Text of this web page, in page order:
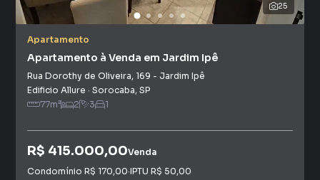
25
Apartamento
Apartamento à Venda em Jardim Ipê
Rua Dorothy de Oliveira, 169 - Jardim Ipê
Edificio Allure · Sorocaba, SP
77m² 2 3 1
R$ 415.000,00Venda
Condomínio R$ 170,00·IPTU R$ 50,00